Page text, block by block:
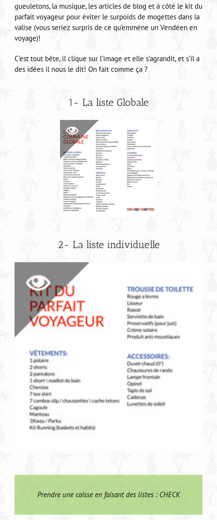
gueuletons, la musique, les articles de blog et à côté le kit du
parfait voyageur pour éviter le surpoids de mogettes dans la
valise (vous seriez surpris de ce qu’emmène un Vendéen en
voyage)!
C’est tout bête, il clique sur l’image et elle s’agrandit, et s’il a
des idées il nous le dit! On fait comme ça ?
1- La liste Globale
2- La liste individuelle
Prendre une caisse en faisant des listes : CHECK